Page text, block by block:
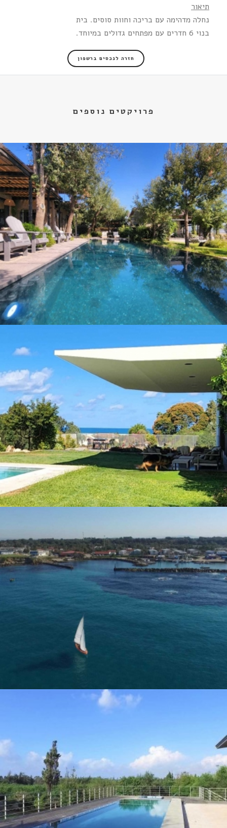
תיאור
נחלה מדהימה עם בריכה וחוות סוסים. בית
בנוי 6 חדרים עם מפתחים גדולים במיוחד.
חזרה לנכסים ברשפון
פרויקטים נוספים